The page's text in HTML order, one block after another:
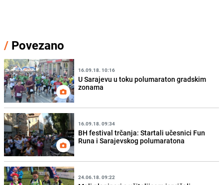
/ Povezano
16.09.18. 10:16
U Sarajevu u toku polumaraton gradskim
zonama
16.09.18. 09:34
BH festival trčanja: Startali učesnici Fun
Runa i Sarajevskog polumaratona
24.06.18. 09:22